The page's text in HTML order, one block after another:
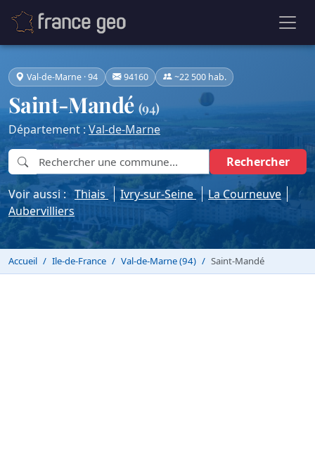
Val-de-Marne · 94 94160 ~22 500 hab.
Saint-Mandé (94)
Département :Val-de-Marne
Rechercher
Voir aussi :Thiais Ivry-sur-Seine
La Courneuve
Aubervilliers
Accueil Ile-de-France Val-de-Marne (94) Saint-Mandé